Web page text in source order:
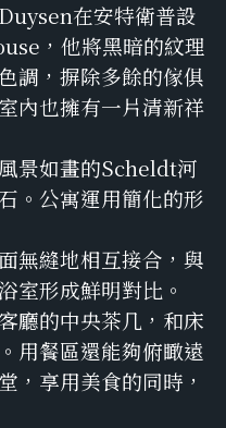
在安特衛普設
，他將黑暗的紋理
調，摒除多餘的傢俱
內也擁有一片清新祥
景如畫的Scheldt河
。公寓運用簡化的形
無縫地相互接合，與
室形成鮮明對比。
廳的中央茶几，和床
用餐區還能夠俯瞰遠
，享用美食的同時，